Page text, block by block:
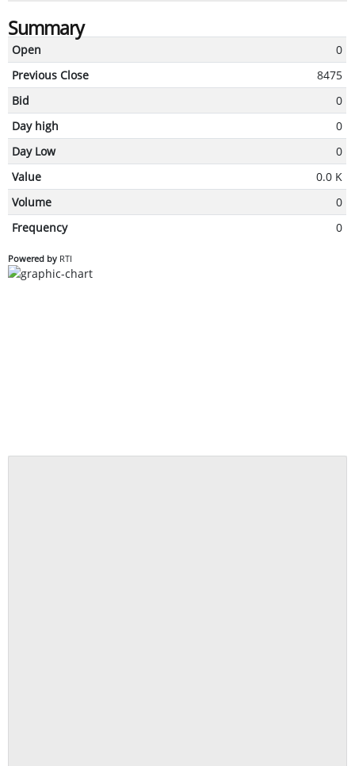
Summary
Open
0
Previous Close
8475
Bid
0
Day high
0
Day Low
0
Value
0.0 K
Volume
0
Frequency
0
Powered by RTI